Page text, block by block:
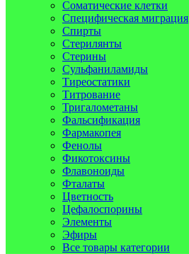
Соматические клетки
Специфическая миграция
Спирты
Стерилянты
Стерины
Сульфаниламиды
Тиреостатики
Титрование
Тригалометаны
Фальсификация
Фармакопея
Фенолы
Фикотоксины
Флавоноиды
Фталаты
Цветность
Цефалоспорины
Элементы
Эфиры
Все товары категории